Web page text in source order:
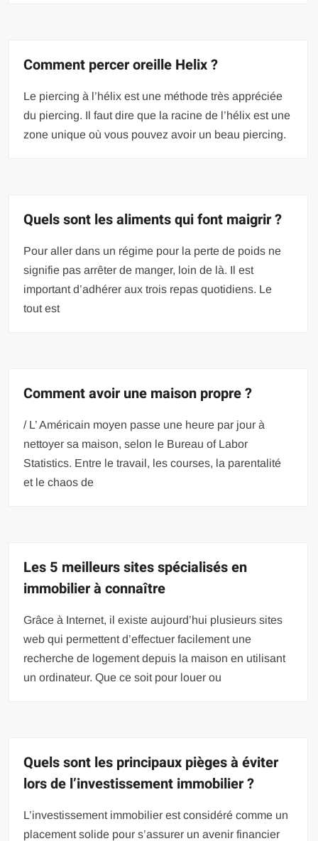
Comment percer oreille Helix ?
Le piercing à l’hélix est une méthode très appréciée
du piercing. Il faut dire que la racine de l’hélix est une
zone unique où vous pouvez avoir un beau piercing.
Quels sont les aliments qui font maigrir ?
Pour aller dans un régime pour la perte de poids ne
signifie pas arrêter de manger, loin de là. Il est
important d’adhérer aux trois repas quotidiens. Le
tout est
Comment avoir une maison propre ?
/ L’ Américain moyen passe une heure par jour à
nettoyer sa maison, selon le Bureau of Labor
Statistics. Entre le travail, les courses, la parentalité
et le chaos de
Les 5 meilleurs sites spécialisés en
immobilier à connaître
Grâce à Internet, il existe aujourd’hui plusieurs sites
web qui permettent d’effectuer facilement une
recherche de logement depuis la maison en utilisant
un ordinateur. Que ce soit pour louer ou
Quels sont les principaux pièges à éviter
lors de l’investissement immobilier ?
L’investissement immobilier est considéré comme un
placement solide pour s’assurer un avenir financier